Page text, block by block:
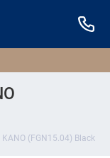
(FGN15.04) Black